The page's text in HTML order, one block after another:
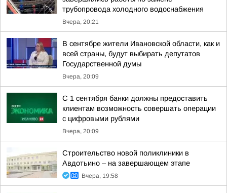
трубопровода холодного водоснабжения
Вчера, 20:21
В сентябре жители Ивановской области, как и
всей страны, будут выбирать депутатов
Государственной думы
Вчера, 20:09
С 1 сентября банки должны предоставить
клиентам возможность совершать операции
с цифровыми рублями
Вчера, 20:09
Строительство новой поликлиники в
Авдотьино – на завершающем этапе
Вчера, 19:58